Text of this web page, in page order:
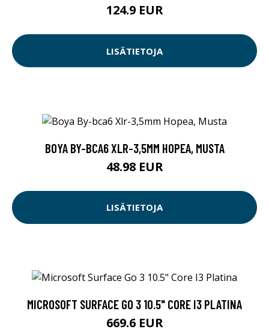
124.9 EUR
LISÄTIETOJA
BOYA BY-BCA6 XLR-3,5MM HOPEA, MUSTA
48.98 EUR
LISÄTIETOJA
MICROSOFT SURFACE GO 3 10.5" CORE I3 PLATINA
669.6 EUR